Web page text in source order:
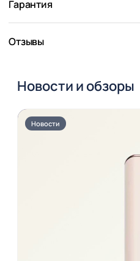
Гарантия
Отзывы
Новости и обзоры
Новости